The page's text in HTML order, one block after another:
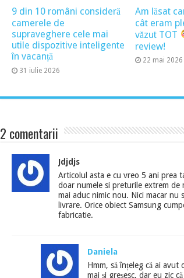
9 din 10 români consideră
camerele de
supraveghere cele mai
utile dispozitive inteligente
în vacanță
31 iulie 2026
Am lăsat
cât eram
văzut TOT
review!
22 mai 2026
2 comentarii
Jdjdjs
Articolul asta e cu vreo 5 ani prea
doar numele si preturile extrem de
mai aduc nimic nou. Nici macar nu
livrare. Orice obiect Samsung
fabricatie.
Daniela
Hmm, să înțeleg că ai avut
mai și greșesc, dar eu zic